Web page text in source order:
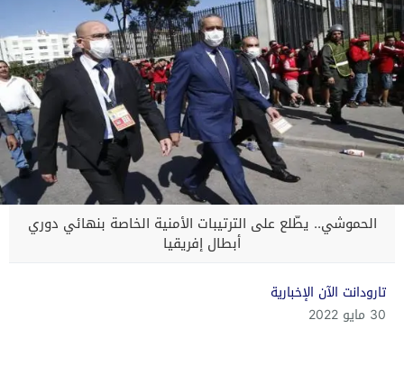
الحموشي.. يطّلع على الترتيبات الأمنية الخاصة بنهائي دوري
أبطال إفريقيا
تارودانت الآن الإخبارية
30 مايو 2022